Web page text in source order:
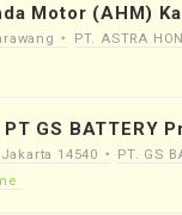
Motor (AHM)
PT. ASTRA
GS BATTERY
14540
PT. GS